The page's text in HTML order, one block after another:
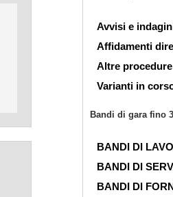
Avvisi e
Affidamenti
Altre procedure
Varianti in
Bandi di gara fino
BANDI DI
BANDI DI
BANDI DI